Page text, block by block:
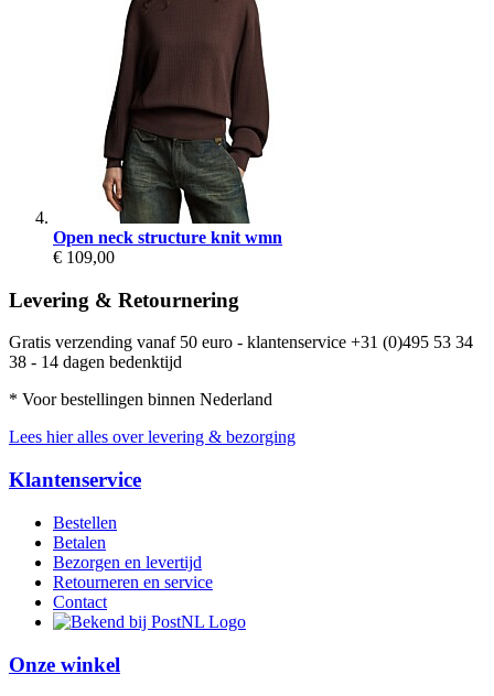
Open neck structure knit wmn
€ 109,00
Levering & Retournering
Gratis verzending vanaf 50 euro - klantenservice +31 (0)495 53 34
38 - 14 dagen bedenktijd
* Voor bestellingen binnen Nederland
Lees hier alles over levering & bezorging
Klantenservice
Bestellen
Betalen
Bezorgen en levertijd
Retourneren en service
Contact
Onze winkel